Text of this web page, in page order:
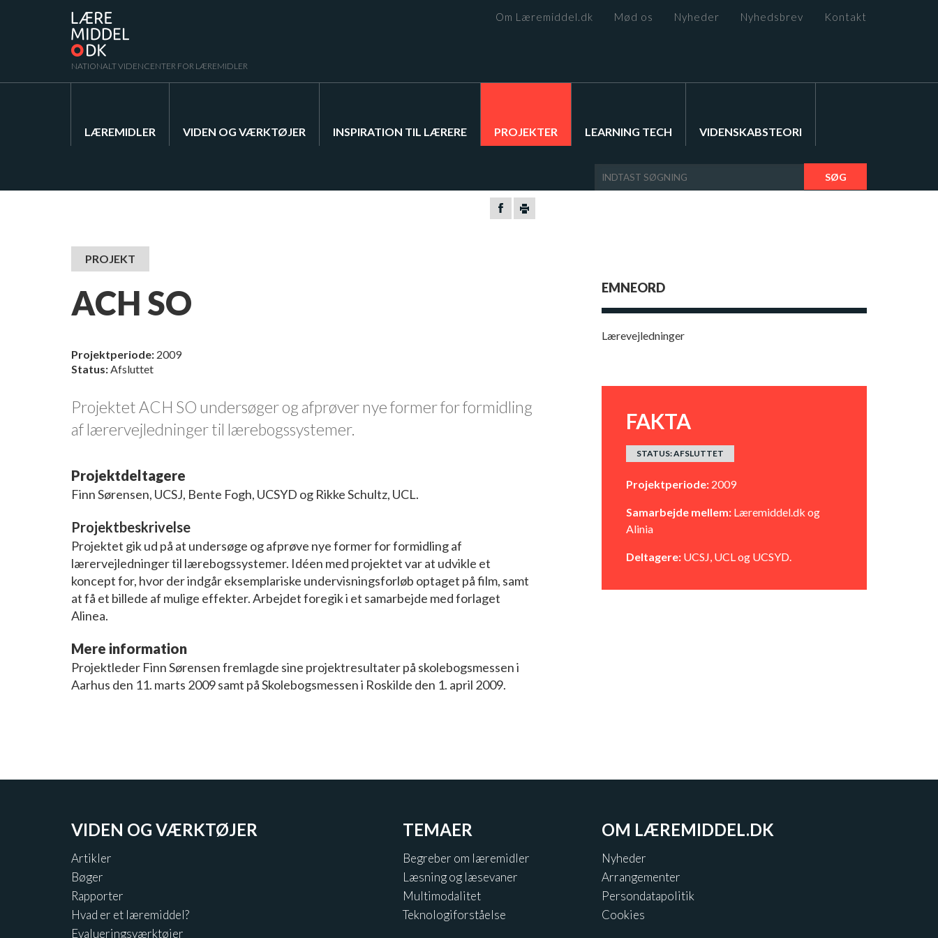
NATIONALT VIDENCENTER FOR LÆREMIDLER
Om Læremiddel.dk Mød os Nyheder Nyhedsbrev Kontakt
LÆREMIDLER VIDEN OG VÆRKTØJER INSPIRATION TIL LÆRERE PROJEKTER LEARNING TECH VIDENSKABSTEORI
SØG
PROJEKT
ACH SO
Projektperiode: 2009
Status: Afsluttet
Projektet ACH SO undersøger og afprøver nye former for formidling
af lærervejledninger til lærebogssystemer.
Projektdeltagere
Finn Sørensen, UCSJ, Bente Fogh, UCSYD og Rikke Schultz, UCL.
Projektbeskrivelse
Projektet gik ud på at undersøge og afprøve nye former for formidling af
lærervejledninger til lærebogssystemer. Idéen med projektet var at udvikle et
koncept for, hvor der indgår eksemplariske undervisningsforløb optaget på film, samt
at få et billede af mulige effekter. Arbejdet foregik i et samarbejde med forlaget
Alinea.
Mere information
Projektleder Finn Sørensen fremlagde sine projektresultater på skolebogsmessen i
Aarhus den 11. marts 2009 samt på Skolebogsmessen i Roskilde den 1. april 2009.
EMNEORD
Lærevejledninger
FAKTA
STATUS: AFSLUTTET
Projektperiode: 2009
Samarbejde mellem: Læremiddel.dk og
Alinia
Deltagere: UCSJ, UCL og UCSYD.
VIDEN OG VÆRKTØJER
Artikler
Bøger
Rapporter
Hvad er et læremiddel?
Evalueringsværktøjer
TEMAER
Begreber om læremidler
Læsning og læsevaner
Multimodalitet
Teknologiforståelse
OM LÆREMIDDEL.DK
Nyheder
Arrangementer
Persondatapolitik
Cookies